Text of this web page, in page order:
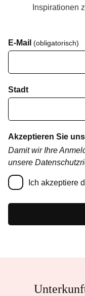
Inspirationen
E-Mail (obligatorisch)
Stadt
Akzeptieren Sie
Damit wir Ihre
unsere
Ich akzeptiere